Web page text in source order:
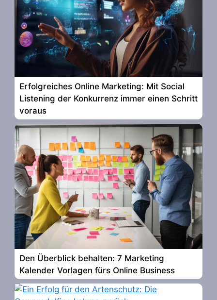
Erfolgreiches Online Marketing: Mit Social
Listening der Konkurrenz immer einen Schritt
voraus
Den Überblick behalten: 7 Marketing
Kalender Vorlagen fürs Online Business